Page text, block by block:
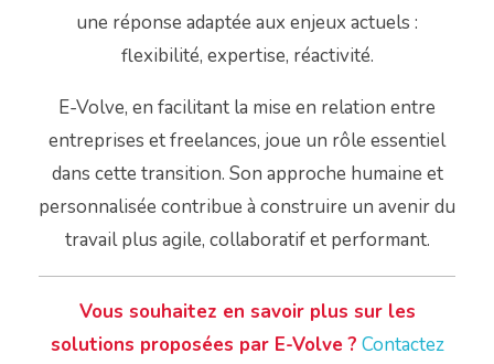
une réponse adaptée aux enjeux actuels :
flexibilité, expertise, réactivité.
E-Volve, en facilitant la mise en relation entre
entreprises et freelances, joue un rôle essentiel
dans cette transition. Son approche humaine et
personnalisée contribue à construire un avenir du
travail plus agile, collaboratif et performant.
Vous souhaitez en savoir plus sur les
solutions proposées par E-Volve ? Contactez